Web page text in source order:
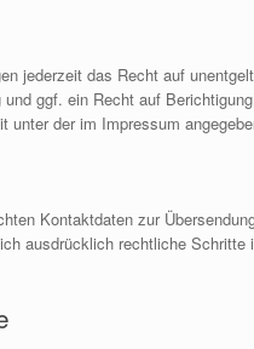
jederzeit das Recht auf
ggf. ein Recht auf
der im Impressum
Kontaktdaten zur
ausdrücklich rechtliche